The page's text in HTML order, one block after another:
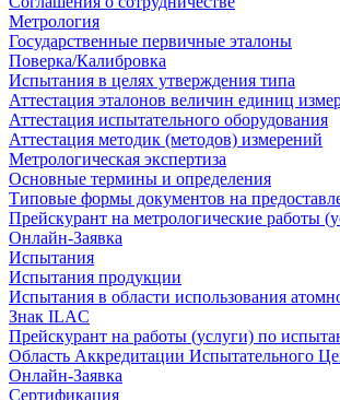
Метрология
Государственные первичные эталоны
Поверка/Калибровка
Испытания в целях утверждения типа
Аттестация эталонов величин единиц
Аттестация испытательного оборудования
Аттестация методик (методов) измерений
Метрологическая экспертиза
Основные термины и определения
Типовые формы документов на
Прейскурант на метрологические работы
Онлайн-Заявка
Испытания
Испытания продукции
Испытания в области использования
Знак ILAC
Прейскурант на работы (услуги) по
Область Аккредитации Испытательного
Онлайн-Заявка
Сертификация